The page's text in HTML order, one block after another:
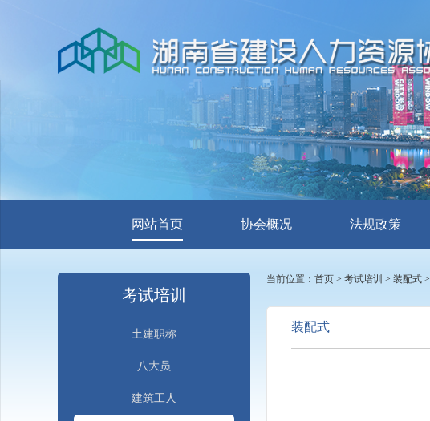
网站首页 协会概况 法规政策
考试培训
土建职称
八大员
建筑工人
当前位置： 首页 > 考试培训 > 装配式 >
装配式